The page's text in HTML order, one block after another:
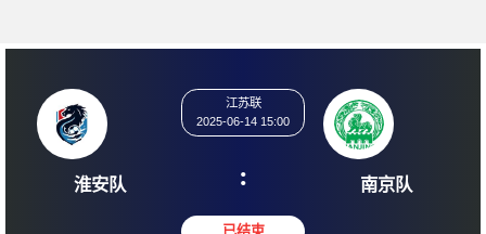
2025-06-14 15:00